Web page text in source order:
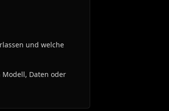
und welche
Daten oder